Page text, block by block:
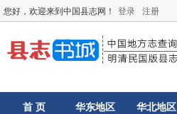
您好，欢迎来到中国县志网！ 登录 注册
首 页 华东地区 华北地区